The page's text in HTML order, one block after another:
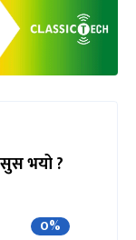
भयो ?
0%